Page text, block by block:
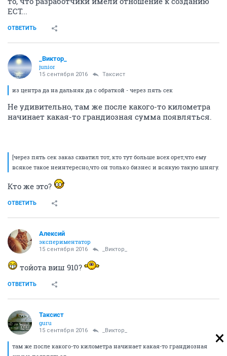
ЕСТ...
ОТВЕТИТЬ
_Виктор_
juniоr
15 сентября 2016 Таксист
из центра да на дальняк да с обраткой - через пять сек
Не удивительно, там же после какого-то километра
начинает какая-то грандиозная сумма появляться.
[через пять сек заказ схватил тот, кто тут больше всех орет,что ему
всякое такое неинтересно,что он только бизнес и всякую такую шнягу.
Кто же это?
ОТВЕТИТЬ
Алексий
экспериментатор
15 сентября 2016 _Виктор_
тойота виш 910?
ОТВЕТИТЬ
Таксист
guru
15 сентября 2016 _Виктор_
там же после какого-то километра начинает какая-то грандиозная